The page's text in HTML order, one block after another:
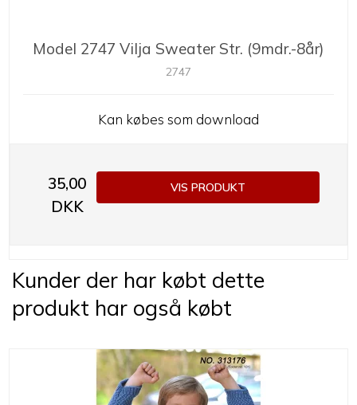
Model 2747 Vilja Sweater Str. (9mdr.-8år)
2747
Kan købes som download
35,00
DKK
VIS PRODUKT
Kunder der har købt dette
produkt har også købt